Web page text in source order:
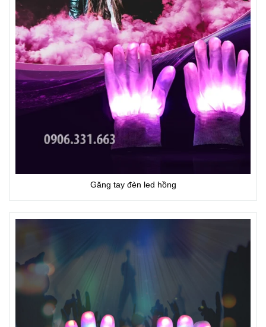
Găng tay đèn led hồng